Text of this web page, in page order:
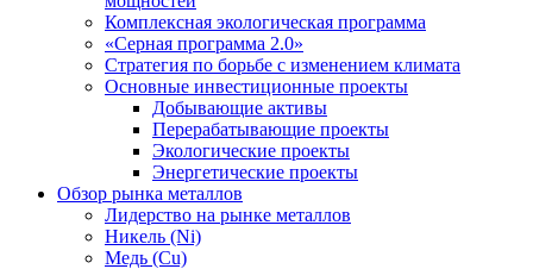
Комплексная экологическая программа
«Серная программа 2.0»
Стратегия по борьбе с изменением климата
Основные инвестиционные проекты
Добывающие активы
Перерабатывающие проекты
Экологические проекты
Энергетические проекты
Обзор рынка металлов
Лидерство на рынке металлов
Никель (Ni)
Медь (Cu)